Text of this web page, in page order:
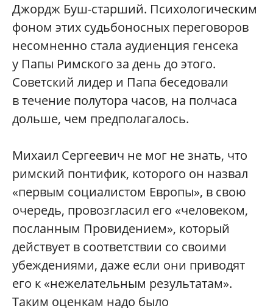
Джордж Буш-старший. Психологическим
фоном этих судьбоносных переговоров
несомненно стала аудиенция генсека
у Папы Римского за день до этого.
Советский лидер и Папа беседовали
в течение полутора часов, на полчаса
дольше, чем предполагалось.
Михаил Сергеевич не мог не знать, что
римский понтифик, которого он назвал
«первым социалистом Европы», в свою
очередь, провозгласил его «человеком,
посланным Провидением», который
действует в соответствии со своими
убеждениями, даже если они приводят
его к «нежелательным результатам».
Таким оценкам надо было